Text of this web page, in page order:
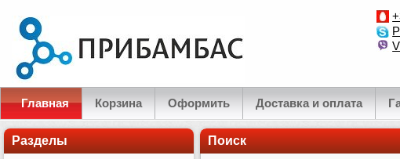
Главная Корзина Оформить Доставка и оплата
Поиск
Разделы